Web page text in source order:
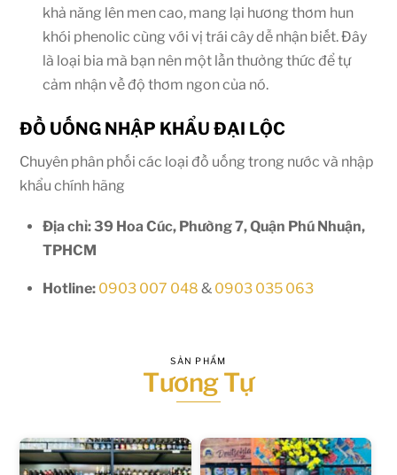
khả năng lên men cao, mang lại hương thơm hun
khói phenolic cùng với vị trái cây dễ nhận biết. Đây
là loại bia mà bạn nên một lần thưởng thức để tự
cảm nhận về độ thơm ngon của nó.
ĐỒ UỐNG NHẬP KHẨU ĐẠI LỘC
Chuyên phân phối các loại đồ uống trong nước và nhập
khẩu chính hãng
Địa chỉ: 39 Hoa Cúc, Phường 7, Quận Phú Nhuận,
TPHCM
Hotline: 0903 007 048 & 0903 035 063
SẢN PHẨM
Tương Tự